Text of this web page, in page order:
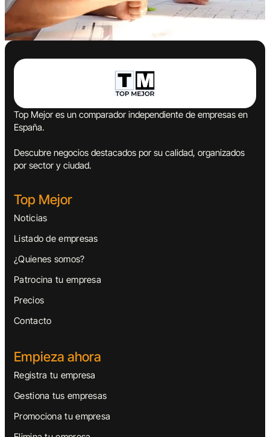
Top Mejor es un comparador independiente de empresas en
España.
Descubre negocios destacados por su calidad, organizados
por sector y ciudad.
Top Mejor
Noticias
Listado de empresas
¿Quienes somos?
Patrocina tu empresa
Precios
Contacto
Empieza ahora
Registra tu empresa
Gestiona tus empresas
Promociona tu empresa